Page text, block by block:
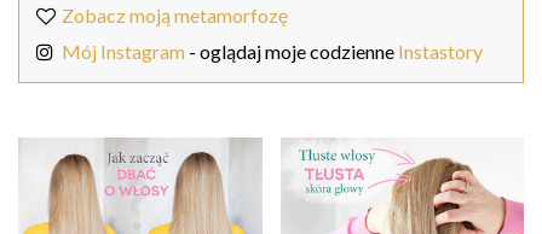
Zobacz moją metamorfozę
Mój Instagram - oglądaj moje codzienne Instastory